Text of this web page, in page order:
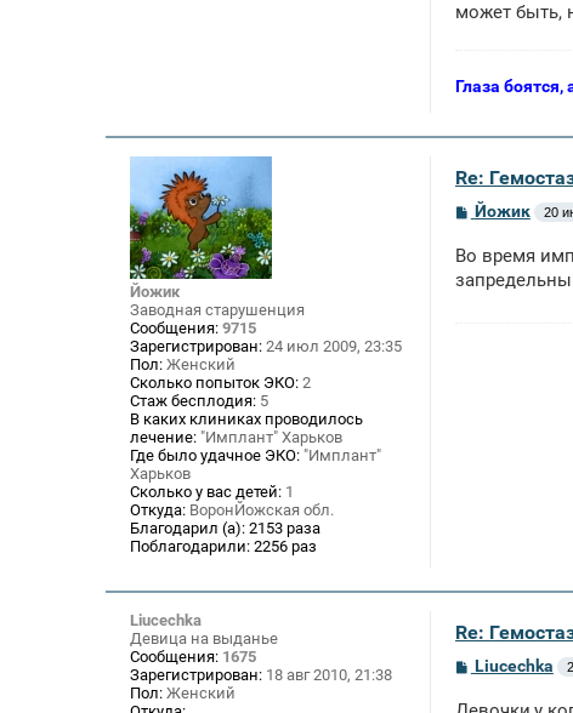
может быть,
Глаза боятся,
Йожик
Заводная старушенция
Сообщения: 9715
Зарегистрирован: 24 июл 2009, 23:35
Пол: Женский
Сколько попыток ЭКО: 2
Стаж бесплодия: 5
В каких клиниках проводилось
лечение: "Имплант" Харьков
Где было удачное ЭКО: "Имплант"
Харьков
Сколько у вас детей: 1
Откуда: ВоронЙожская обл.
Благодарил (а): 2153 раза
Поблагодарили: 2256 раз
Re:
С
б
щ
Йожик 20
Во время
Liucechka
Девица на выданье
Сообщения: 1675
Зарегистрирован: 18 авг 2010, 21:38
Пол: Женский
Re:
СLiucechka